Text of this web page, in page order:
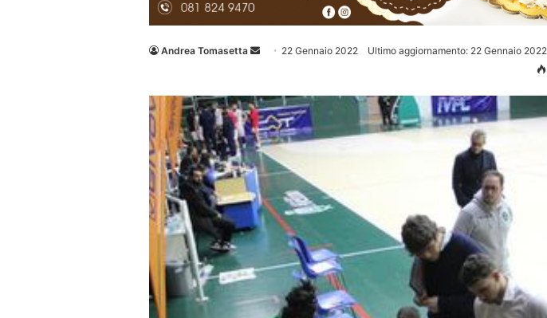
Andrea Tomasetta
Invia 22 Gennaio 2022
Ultimo aggiornamento: 22 Gennaio 2022